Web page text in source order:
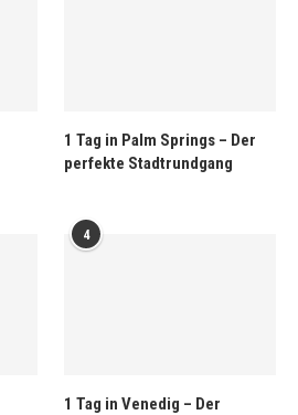
1 Tag in Palm Springs – Der
perfekte Stadtrundgang
4
1 Tag in Venedig – Der